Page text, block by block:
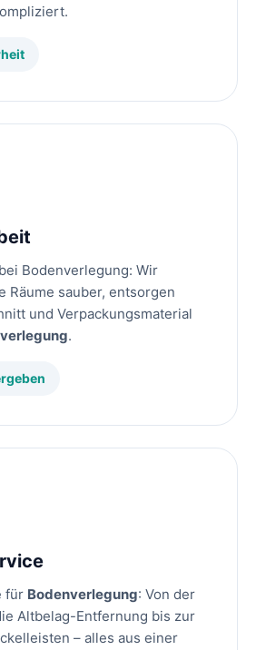
Bodenverlegung: Wir
Räume sauber, entsorgen
und Verpackungsmaterial
.
für Bodenverlegung: Von der
Altbelag-Entfernung bis zur
– alles aus einer